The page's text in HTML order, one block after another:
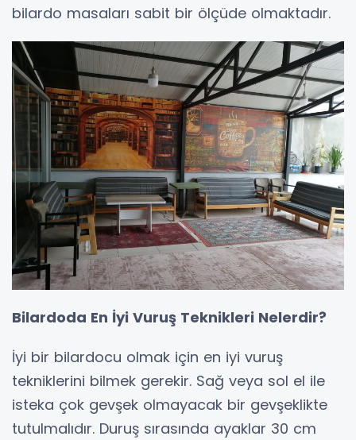
bilardo masaları sabit bir ölçüde olmaktadır.
Bilardoda En İyi Vuruş Teknikleri Nelerdir?
İyi bir bilardocu olmak için en iyi vuruş
tekniklerini bilmek gerekir. Sağ veya sol el ile
isteka çok gevşek olmayacak bir gevşeklikte
tutulmalıdır. Duruş sırasında ayaklar 30 cm